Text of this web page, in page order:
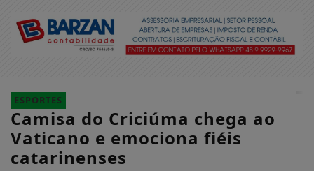
ESPORTES
Camisa do Criciúma chega ao
Vaticano e emociona fiéis
catarinenses